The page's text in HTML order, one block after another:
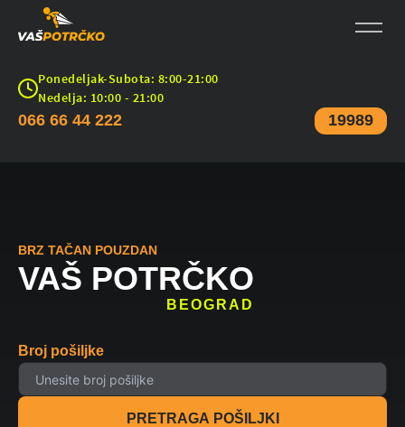
Ponedeljak-Subota: 8:00-21:00
Nedelja: 10:00 - 21:00
066 66 44 222 19989
BRZ TAČAN POUZDAN
VAŠ POTRČKO
BEOGRAD
Broj pošiljke
PRETRAGA POŠILJKI